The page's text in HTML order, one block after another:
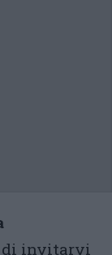
di invitarvi